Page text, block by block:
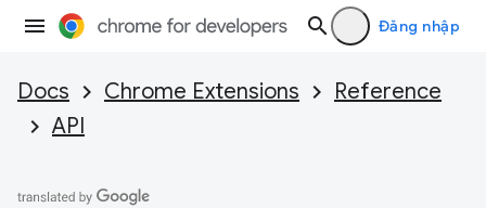
Đăng nhập
Docs Chrome Extensions
Reference
API